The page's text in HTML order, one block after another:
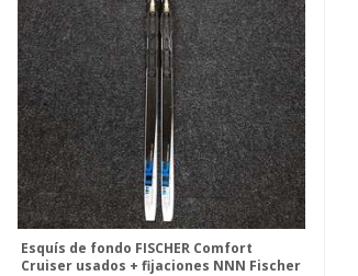
Esquís de fondo FISCHER Comfort
Cruiser usados + fijaciones NNN Fischer